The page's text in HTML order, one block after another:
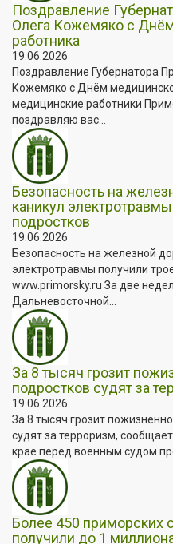
Поздравление
Олега Кожемяко с
работника
19.06.2026
Поздравление Губернатора
Кожемяко с Днём
медицинские работники
поздравляю вас...
Безопасность на
каникул
подростков
19.06.2026
Безопасность на железной
электротравмы получили
www.primorsky.ru За две
Дальневосточной...
За 8 тысяч грозит
подростков судят за
19.06.2026
За 8 тысяч грозит
судят за терроризм,
крае перед военным судом
Более 450 приморских
получили до 1